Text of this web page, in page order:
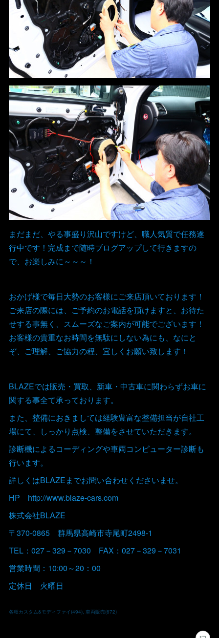
まだまだ、やる事盛り沢山ですけど、職人気質で任務遂
行中です！完成まで随時ブログアップして行きますの
で、お楽しみに～～～！
おかげ様で毎日大勢のお客様にご来店頂いております！
ご来店の際には、ご予約のお電話を頂けますと、お待た
せする事無く、スムーズなご案内が可能でございます！
お客様の貴重なお時間を無駄にしない為にも、なにと
ぞ、ご理解、ご協力の程、宜しくお願い致します！
BLAZEでは販売・買取、新車・中古車に関わらずお車に
関する事全て承っております。
また、整備におきましては経験豊富な整備担当が自社工
場にて、しっかり点検、整備をさせていただきます。
診断機によるコーディングや車両コンピューター診断も
行います。
詳しくはBLAZEまでお問い合わせくださいませ。
HP http://www.blaze-cars.com
株式会社BLAZE
〒370-0865 群馬県高崎市寺尾町2498-1
TEL：027－329－7030 FAX：027－329－7031
営業時間：10:00～20：00
定休日 火曜日
各種カスタム&モディファイ (494) 車両販売(672)